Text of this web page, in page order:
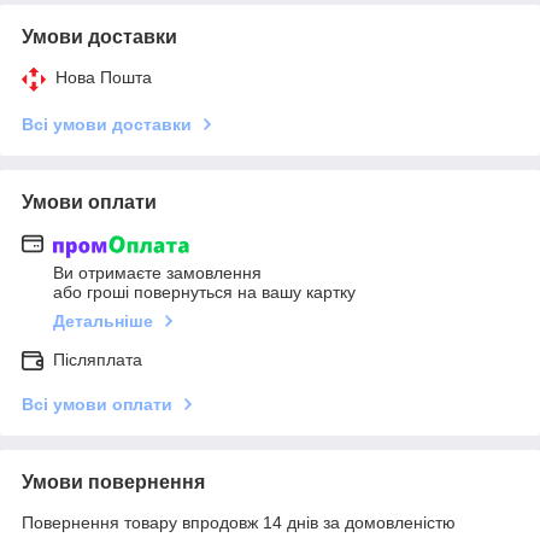
Умови доставки
Нова Пошта
Всі умови доставки
Умови оплати
Ви отримаєте замовлення
або гроші повернуться на вашу картку
Детальніше
Післяплата
Всі умови оплати
Умови повернення
Повернення товару впродовж 14 днів за домовленістю